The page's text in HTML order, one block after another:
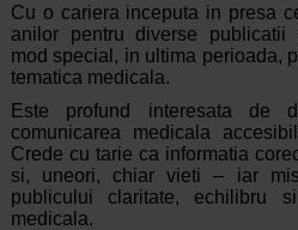
Cu o cariera inceputa in presa
anilor pentru diverse publicatii
mod special, in ultima perioada,
tematica medicala.
Este profund interesata de
comunicarea medicala
Crede cu tarie ca informatia
si, uneori, chiar vieti – iar
publicului claritate, echilibru
medicala.